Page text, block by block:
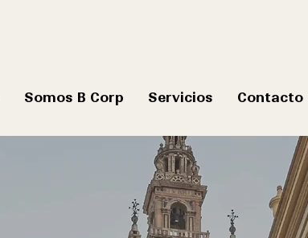
Somos B Corp Servicios Contacto